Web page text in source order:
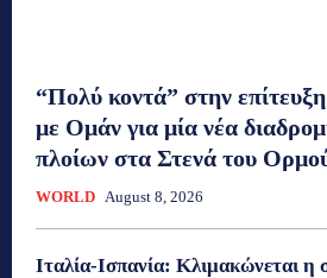
“Πολύ κοντά” στην
με Ομάν για μία νέα
πλοίων στα Στενά του
WORLD August 8, 2026
Ιταλία-Ισπανία: Κλιμακώνεται η